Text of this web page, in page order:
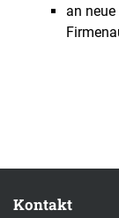
an
Kontakt